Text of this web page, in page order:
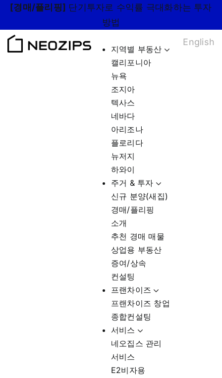
Skip
content
[경매/플리핑] 단기투자로 수익률 극대화하는 투자
방법
지역별 부동산
캘리포니아
뉴욕
조지아
텍사스
네바다
아리조나
플로리다
뉴저지
하와이
주거 & 투자
신규 분양(새집)
경매/플리핑
소개
추천 경매 매물
상업용 부동산
증여/상속
컨설팅
프랜차이즈
프랜차이즈 창업
종합컨설팅
서비스
네오집스 관리
서비스
E2비자용
English